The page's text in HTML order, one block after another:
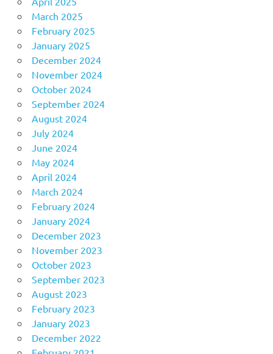
March 2025
February 2025
January 2025
December 2024
November 2024
October 2024
September 2024
August 2024
July 2024
June 2024
May 2024
April 2024
March 2024
February 2024
January 2024
December 2023
November 2023
October 2023
September 2023
August 2023
February 2023
January 2023
December 2022